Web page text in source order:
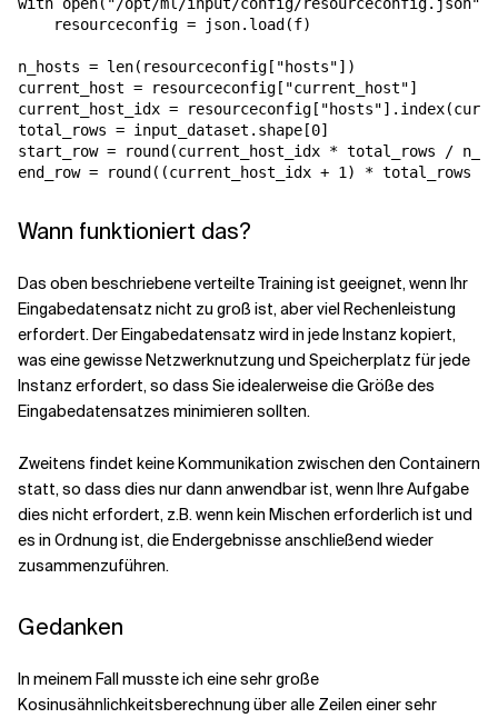
    resourceconfig = json.load(f)
n_hosts = len(resourceconfig["hosts"])
current_host = resourceconfig["current_host"]
current_host_idx =
total_rows = input_dataset.shape[0]
start_row = round(current_host_idx * total_rows /
end_row = round((current_host_idx + 1) * total_rows /
Wann funktioniert das?
Das oben beschriebene verteilte Training ist geeignet, wenn Ihr
Eingabedatensatz nicht zu groß ist, aber viel Rechenleistung
erfordert. Der Eingabedatensatz wird in jede Instanz kopiert,
was eine gewisse Netzwerknutzung und Speicherplatz für jede
Instanz erfordert, so dass Sie idealerweise die Größe des
Eingabedatensatzes minimieren sollten.
Zweitens findet keine Kommunikation zwischen den Containern
statt, so dass dies nur dann anwendbar ist, wenn Ihre Aufgabe
dies nicht erfordert, z.B. wenn kein Mischen erforderlich ist und
es in Ordnung ist, die Endergebnisse anschließend wieder
zusammenzuführen.
Gedanken
In meinem Fall musste ich eine sehr große
Kosinusähnlichkeitsberechnung über alle Zeilen einer sehr